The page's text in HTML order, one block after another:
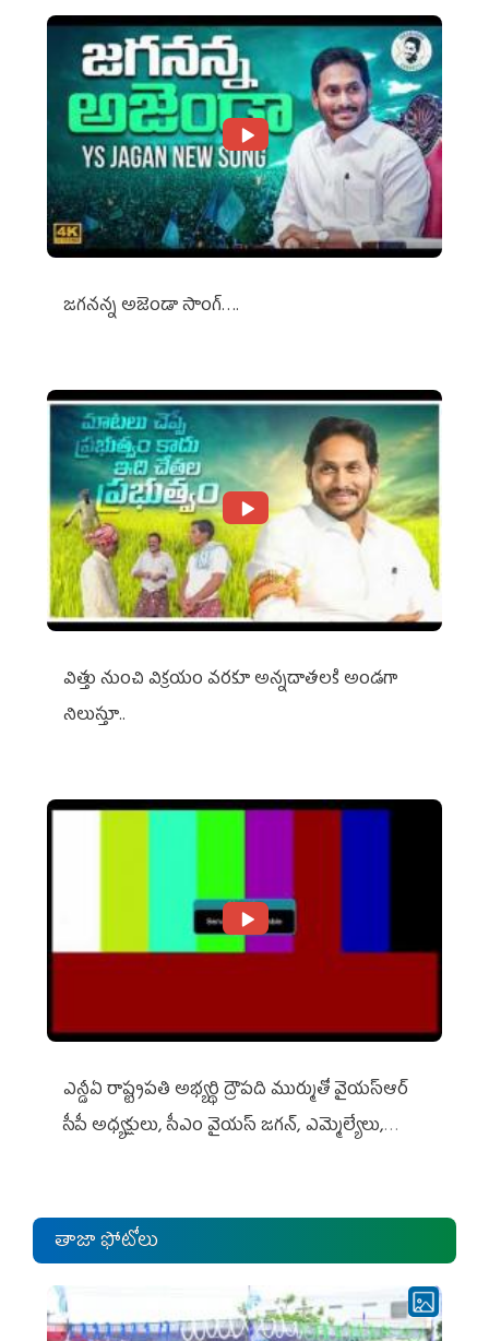
జగనన్న అజెండా సాంగ్….
విత్తు నుంచి విక్రయం వరకూ అన్నదాతలకి అండగా
నిలుస్తూ..
ఎన్డీఏ రాష్ట్ర‌ప‌తి అభ్య‌ర్థి ద్రౌప‌ది ముర్ముతో వైయ‌స్ఆర్
సీపీ అధ్య‌క్షులు, సీఎం వైయ‌స్ జ‌గ‌న్, ఎమ్మెల్యేలు,
తాజా ఫోటోలు